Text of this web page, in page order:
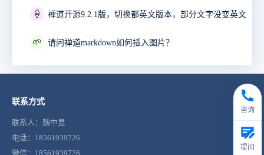
🍦 禅道开源9.2.1版，切换都英文版本，部分文字没变英文
🌱 请问禅道markdown如何插入图片？
联系方式
联系人：魏中显
电话：18561939726
微信：18561939726
咨询
提问